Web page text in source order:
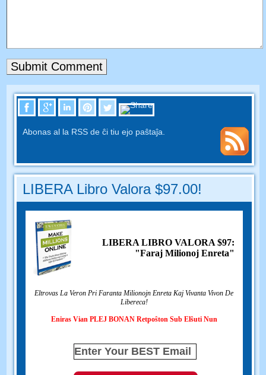
Abonas al la RSS de ĉi tiu ejo paŝtaĵa.
LIBERA Libro Valora $97.00!
LIBERA LIBRO VALORA $97:
"Faraj Milionoj Enreta"
Eltrovas La Veron Pri Faranta Milionojn Enreta Kaj Vivanta Vivon De
Libereca!
Eniras Vian PLEJ BONAN Retpoŝton Sub Elŝuti Nun